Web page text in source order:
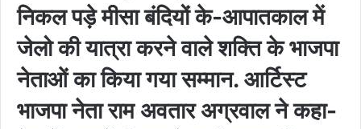
निकल पड़े मीसा बंदियों के-आपातकाल में
जेलो की यात्रा करने वाले शक्ति के भाजपा
नेताओं का किया गया सम्मान. आर्टिस्ट
भाजपा नेता राम अवतार अग्रवाल ने कहा-